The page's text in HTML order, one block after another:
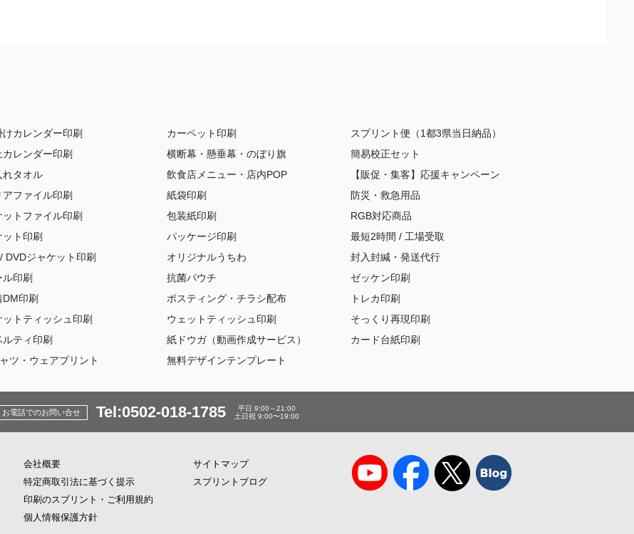
けカレンダー印刷
カレンダー印刷
れタオル
アファイル印刷
ットファイル印刷
ット印刷
DVDジャケット印刷
ル印刷
DM印刷
ットティッシュ印刷
ルティ印刷
ツ・ウェアプリント
カーペット印刷
横断幕・懸垂幕・のぼり旗
飲食店メニュー・店内POP
紙袋印刷
包装紙印刷
パッケージ印刷
オリジナルうちわ
抗菌パウチ
ポスティング・チラシ配布
ウェットティッシュ印刷
紙ドウガ（動画作成サービス）
無料デザインテンプレート
スプリント便（1都3県当日納品）
簡易校正セット
【販促・集客】応援キャンペーン
防災・救急用品
RGB対応商品
最短2時間 / 工場受取
封入封緘・発送代行
ゼッケン印刷
トレカ印刷
そっくり再現印刷
カード台紙印刷
お電話でのお問い合せ Tel:0502-018-1785
平日 9:00～21:00
土日祝 9:00〜19:00
会社概要
特定商取引法に基づく提示
印刷のスプリント・ご利用規約
個人情報保護方針
サイトマップ
スプリントブログ